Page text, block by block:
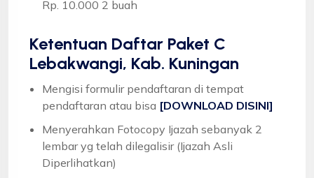
Rp. 10.000 2 buah
Ketentuan Daftar Paket C
Lebakwangi, Kab. Kuningan
Mengisi formulir pendaftaran di tempat
pendaftaran atau bisa [DOWNLOAD DISINI]
Menyerahkan Fotocopy Ijazah sebanyak 2
lembar yg telah dilegalisir (Ijazah Asli
Diperlihatkan)